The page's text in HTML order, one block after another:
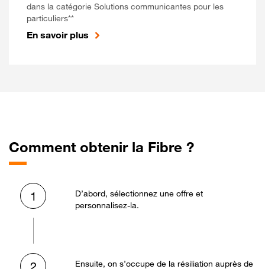
dans la catégorie Solutions communicantes pour les
particuliers**
En savoir plus
Comment obtenir la Fibre ?
1
D’abord, sélectionnez une offre et
personnalisez-la.
Ensuite, on s’occupe de la résiliation auprès de